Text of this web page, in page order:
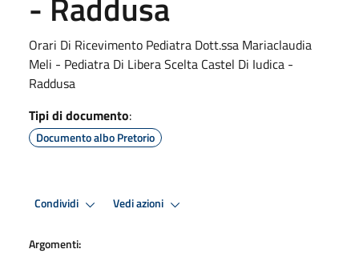
Orari Di Ricevimento Pediatra Dott.ssa Mariaclaudia
Meli - Pediatra Di Libera Scelta Castel Di Iudica -
Raddusa
Tipi di documento:
Documento albo Pretorio
Condividi Vedi azioni
Argomenti: